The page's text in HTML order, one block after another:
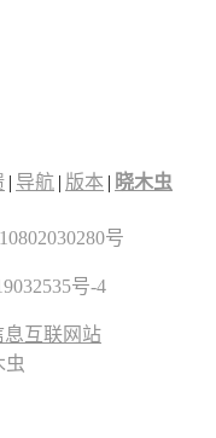
| 导航 | 版本 | 晓木虫
号
号-4
息互联网站